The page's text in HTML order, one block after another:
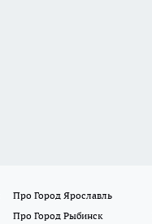
Про Город Ярославль
Про Город Рыбинск